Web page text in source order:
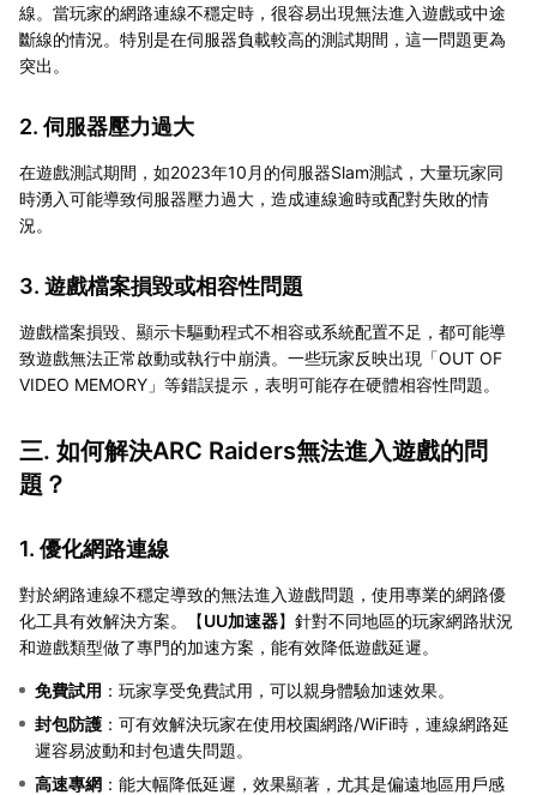
線。當玩家的網路連線不穩定時，很容易出現無法進入遊戲或中途
斷線的情況。特別是在伺服器負載較高的測試期間，這一問題更為
突出。
2. 伺服器壓力過大
在遊戲測試期間，如2023年10月的伺服器Slam測試，大量玩家同
時湧入可能導致伺服器壓力過大，造成連線逾時或配對失敗的情
況。
3. 遊戲檔案損毀或相容性問題
遊戲檔案損毀、顯示卡驅動程式不相容或系統配置不足，都可能導
致遊戲無法正常啟動或執行中崩潰。一些玩家反映出現「OUT OF
VIDEO MEMORY」等錯誤提示，表明可能存在硬體相容性問題。
三. 如何解決ARC Raiders無法進入遊戲的問
題？
1. 優化網路連線
對於網路連線不穩定導致的無法進入遊戲問題，使用專業的網路優
化工具有效解決方案。【UU加速器】針對不同地區的玩家網路狀況
和遊戲類型做了專門的加速方案，能有效降低遊戲延遲。
免費試用 ：玩家享受免費試用，可以親身體驗加速效果。
封包防護 ：可有效解決玩家在使用校園網路/WiFi時，連線網路延
遲容易波動和封包遺失問題。
高速專網 ：能大幅降低延遲，效果顯著，尤其是偏遠地區用戶感